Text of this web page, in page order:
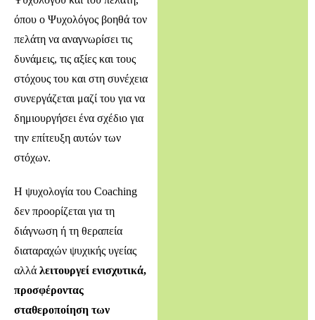
όπου ο Ψυχολόγος βοηθά τον
πελάτη να αναγνωρίσει τις
δυνάμεις, τις αξίες και τους
στόχους του και στη συνέχεια
συνεργάζεται μαζί του για να
δημιουργήσει ένα σχέδιο για
την επίτευξη αυτών των
στόχων.
Η ψυχολογία του Coaching
δεν προορίζεται για τη
διάγνωση ή τη θεραπεία
διαταραχών ψυχικής υγείας
αλλά λειτουργεί ενισχυτικά,
προσφέροντας
σταθεροποίηση των